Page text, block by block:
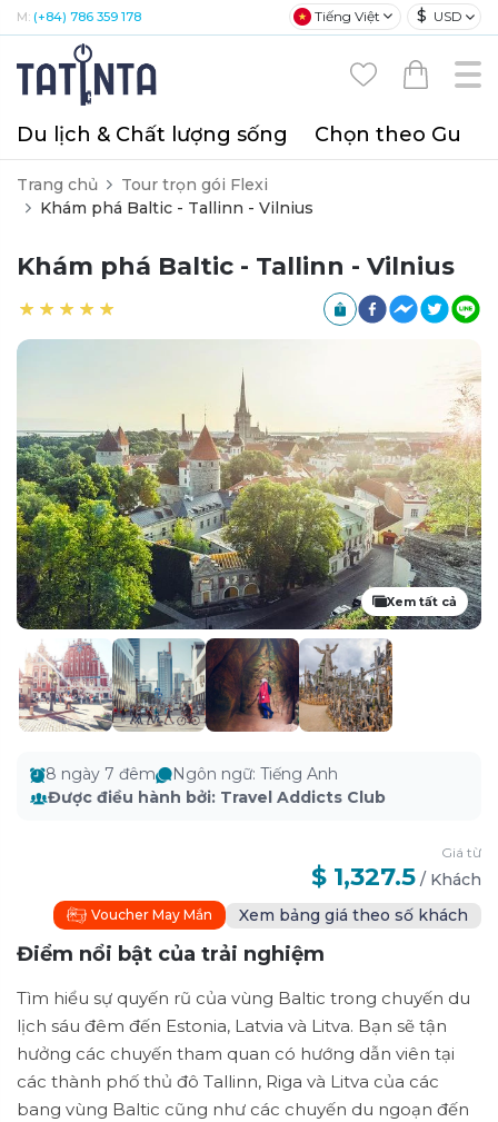
M: (+84) 786 359 178 Tiếng Việt $ USD
Du lịch & Chất lượng sống Chọn theo Gu
Trang chủ
Tour trọn gói Flexi
Khám phá Baltic - Tallinn - Vilnius
Khám phá Baltic - Tallinn - Vilnius
Xem tất cả
8 ngày 7 đêm Ngôn ngữ: Tiếng Anh
Được điều hành bởi: Travel Addicts Club
Điểm nổi bật của trải nghiệm
Tìm hiểu sự quyến rũ của vùng Baltic trong chuyến du
lịch sáu đêm đến Estonia, Latvia và Litva. Bạn sẽ tận
hưởng các chuyến tham quan có hướng dẫn viên tại
các thành phố thủ đô Tallinn, Riga và Litva của các
bang vùng Baltic cũng như các chuyến du ngoạn đến
Giá từ
$ 1,327.5 / Khách
Voucher May Mắn Xem bảng giá theo số khách